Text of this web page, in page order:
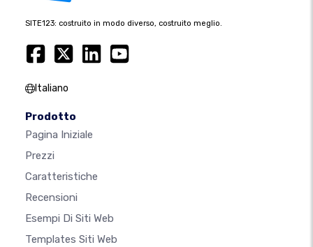
SITE123: costruito in modo diverso, costruito meglio.
Italiano
Prodotto
Pagina Iniziale
Prezzi
Caratteristiche
Recensioni
Esempi Di Siti Web
Templates Siti Web